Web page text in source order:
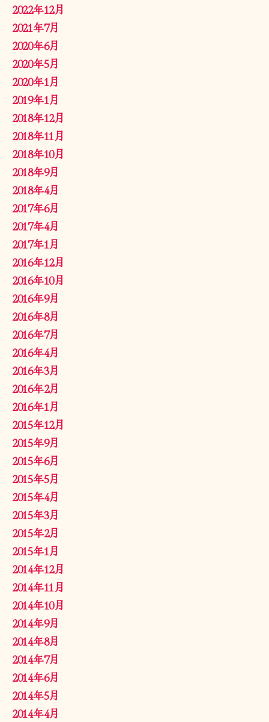
2022年12月
2021年7月
2020年6月
2020年5月
2020年1月
2019年1月
2018年12月
2018年11月
2018年10月
2018年9月
2018年4月
2017年6月
2017年4月
2017年1月
2016年12月
2016年10月
2016年9月
2016年8月
2016年7月
2016年4月
2016年3月
2016年2月
2016年1月
2015年12月
2015年9月
2015年6月
2015年5月
2015年4月
2015年3月
2015年2月
2015年1月
2014年12月
2014年11月
2014年10月
2014年9月
2014年8月
2014年7月
2014年6月
2014年5月
2014年4月